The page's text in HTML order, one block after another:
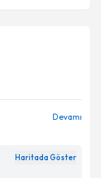
Devamı
Haritada Göster